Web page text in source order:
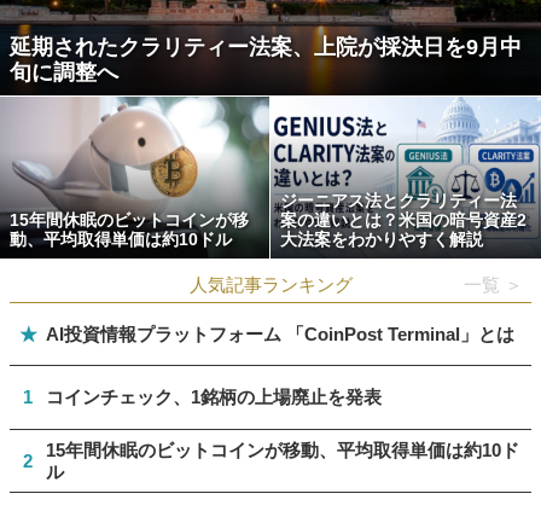
延期されたクラリティー法案、上院が採決日を9月中
旬に調整へ
15年間休眠のビットコインが移
動、平均取得単価は約10ドル
ジーニアス法とクラリティー法
案の違いとは？米国の暗号資産2
大法案をわかりやすく解説
人気記事ランキング 一覧 ＞
★ AI投資情報プラットフォーム 「CoinPost Terminal」とは
1 コインチェック、1銘柄の上場廃止を発表
2
15年間休眠のビットコインが移動、平均取得単価は約10ド
ル